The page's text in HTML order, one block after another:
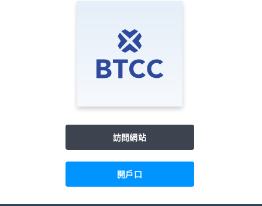
訪問網站
開戶口